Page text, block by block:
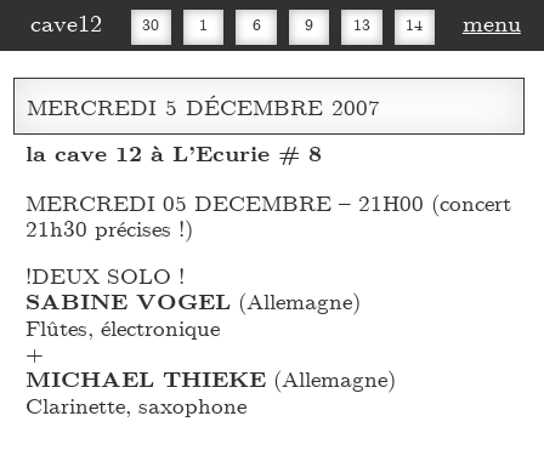
cave12 30 1 6 9 13 14
16 20 27 30
menu
MERCREDI 5 DÉCEMBRE 2007
la cave 12 à L’Ecurie # 8
MERCREDI 05 DECEMBRE – 21H00 (concert
21h30 précises !)
!DEUX SOLO !
SABINE VOGEL (Allemagne)
Flûtes, électronique
+
MICHAEL THIEKE (Allemagne)
Clarinette, saxophone